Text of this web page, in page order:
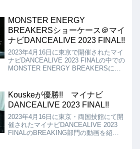
MONSTER ENERGY
BREAKERSショーケース＠マイ
ナビDANCEALIVE 2023 FINAL!!
2023年4月16日に東京で開催されたマイ
ナビDANCEALIVE 2023 FINALの中での
MONSTER ENERGY BREAKERSによ
BOWZEE、TOA!!
Kouskeが優勝!! マイナビ
DANCEALIVE 2023 FINAL!!
2023年4月16日に東京・両国技館にて開
催されたマイナビDANCEALIVE 2023
FINALのBREAKING部門の動画を紹